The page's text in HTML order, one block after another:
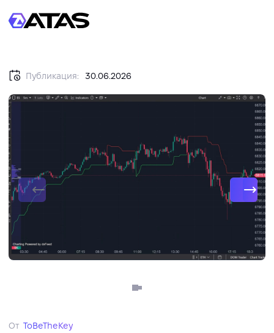
Публикация: 30.06.2026
От ToBeTheKey